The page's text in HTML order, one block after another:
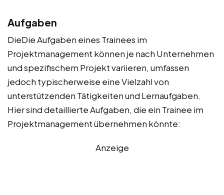
Aufgaben
DieDie Aufgaben eines Trainees im
Projektmanagement können je nach Unternehmen
und spezifischem Projekt variieren, umfassen
jedoch typischerweise eine Vielzahl von
unterstützenden Tätigkeiten und Lernaufgaben.
Hier sind detaillierte Aufgaben, die ein Trainee im
Projektmanagement übernehmen könnte:
Anzeige